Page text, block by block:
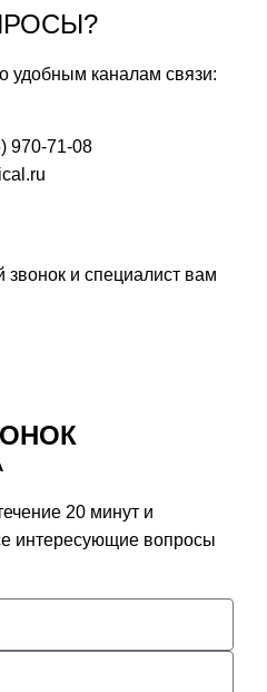
удобным каналам связи:
970-71-08
звонок и специалист вам
20 минут и
интересующие вопросы